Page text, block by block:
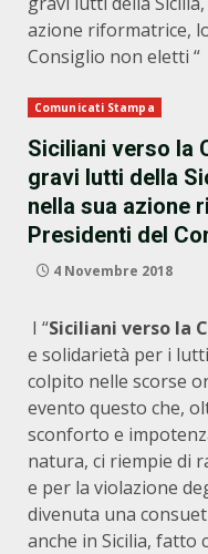
azione riformatrice,
Consiglio non eletti “
Comunicati Stampa
Siciliani verso la
gravi lutti della
nella sua azione
Presidenti del
4 Novembre 2018
I “Siciliani verso la
e solidarietà per i
colpito nelle scorse
evento questo che,
sconforto e
natura, ci riempie di
e per la violazione
divenuta una
anche in Sicilia, fatto